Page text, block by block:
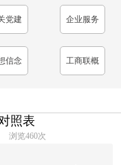
党建 企业服务
信念 工商联概
照表
浏览460次